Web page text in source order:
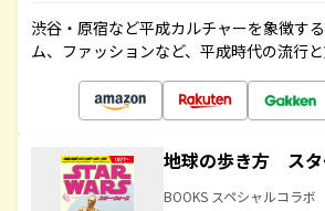
渋谷・原宿など平成カルチャーを象徴す
ム、ファッションなど、平成時代の流行と
地球の歩き方 スタ
BOOKS スペシャルコラボ